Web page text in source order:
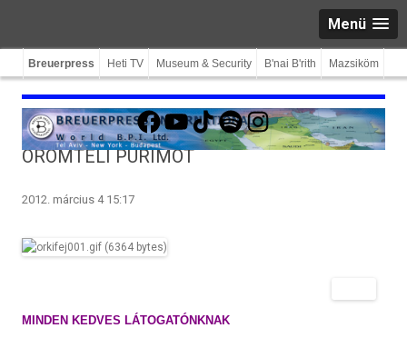
Menü
Breuerpress Heti TV Museum & Security B'nai B'rith Mazsiköm
Facebook
YouTube
TikTokSpotifyInstagram
ÖRÖMTELI PÚRIMOT
2012. március 4 15:17
MIND­EN KED­VES LÁTOGATÓNKNAK